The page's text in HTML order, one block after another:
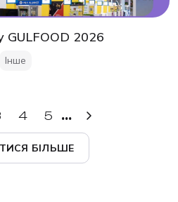
GULFOOD 2026
Інше
4 5 ...
БІЛЬШЕ